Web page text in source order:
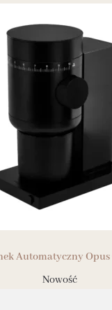
Automatyczny Opus
Nowość